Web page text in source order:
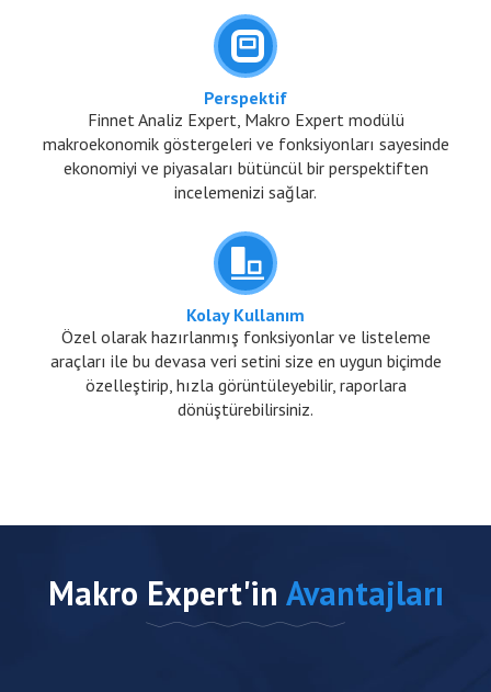
Perspektif
Finnet Analiz Expert, Makro Expert modülü
makroekonomik göstergeleri ve fonksiyonları sayesinde
ekonomiyi ve piyasaları bütüncül bir perspektiften
incelemenizi sağlar.
Kolay Kullanım
Özel olarak hazırlanmış fonksiyonlar ve listeleme
araçları ile bu devasa veri setini size en uygun biçimde
özelleştirip, hızla görüntüleyebilir, raporlara
dönüştürebilirsiniz.
Makro Expert'in Avantajları